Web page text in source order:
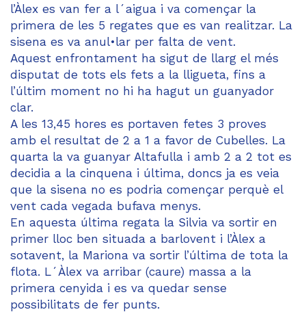
l’Àlex es van fer a l´aigua i va començar la
primera de les 5 regates que es van realitzar. La
sisena es va anul•lar per falta de vent.
Aquest enfrontament ha sigut de llarg el més
disputat de tots els fets a la lligueta, fins a
l’últim moment no hi ha hagut un guanyador
clar.
A les 13,45 hores es portaven fetes 3 proves
amb el resultat de 2 a 1 a favor de Cubelles. La
quarta la va guanyar Altafulla i amb 2 a 2 tot es
decidia a la cinquena i última, doncs ja es veia
que la sisena no es podria començar perquè el
vent cada vegada bufava menys.
En aquesta última regata la Silvia va sortir en
primer lloc ben situada a barlovent i l’Àlex a
sotavent, la Mariona va sortir l’última de tota la
flota. L´Àlex va arribar (caure) massa a la
primera cenyida i es va quedar sense
possibilitats de fer punts.